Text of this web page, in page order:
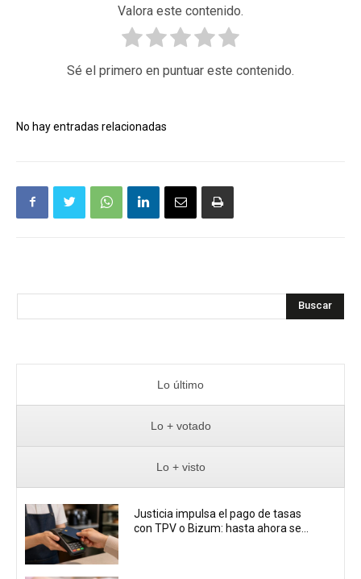
Valora este contenido.
Sé el primero en puntuar este contenido.
No hay entradas relacionadas
Buscar
Lo último
Lo + votado
Lo + visto
Justicia impulsa el pago de tasas
con TPV o Bizum: hasta ahora se...